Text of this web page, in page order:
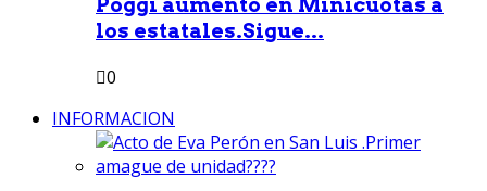
los estatales.Sigue...
0
INFORMACION